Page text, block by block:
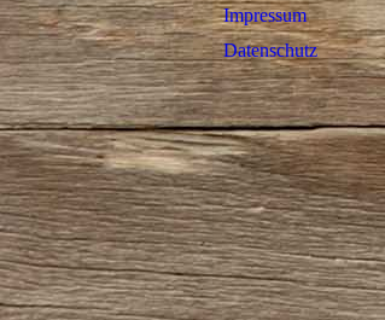
Impressum
Datenschutz